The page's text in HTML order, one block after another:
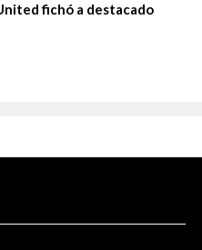
fichó a destacado